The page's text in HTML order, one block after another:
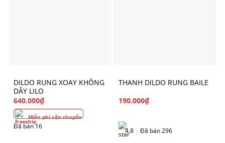
DILDO RUNG XOAY KHÔNG
DÂY LILO
640.000₫
Miễn phí vận chuyển
Đã bán 16
THANH DILDO RUNG BAILE
190.000₫
4.8 | Đã bán 296